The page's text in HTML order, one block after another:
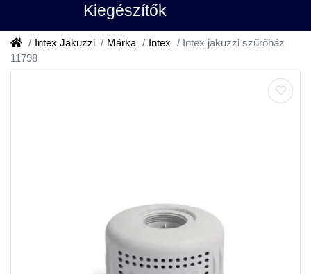
Kiegészítők
Intex Jakuzzi Márka Intex
Intex jakuzzi szűrőház
11798